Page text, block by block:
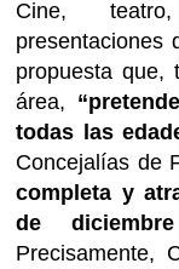
Cine,
presentaciones
propuesta que,
área,
todas las
Concejalías de
completa y
de
Precisamente,